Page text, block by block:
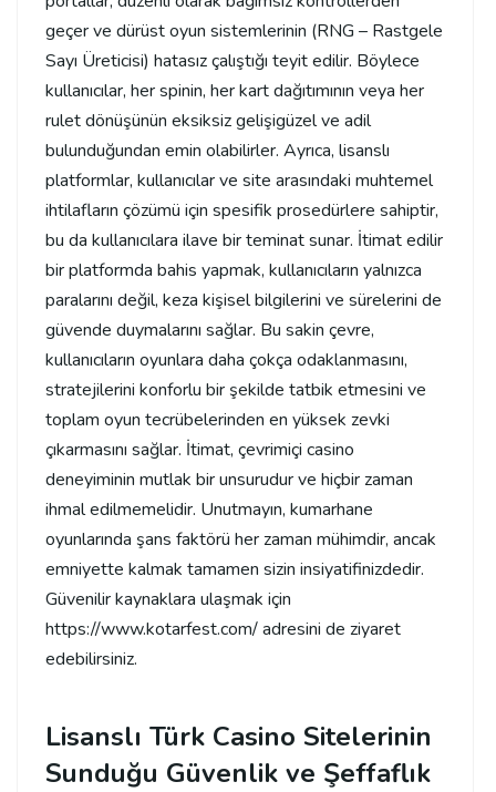
geçer ve dürüst oyun sistemlerinin (RNG – Rastgele
Sayı Üreticisi) hatasız çalıştığı teyit edilir. Böylece
kullanıcılar, her spinin, her kart dağıtımının veya her
rulet dönüşünün eksiksiz gelişigüzel ve adil
bulunduğundan emin olabilirler. Ayrıca, lisanslı
platformlar, kullanıcılar ve site arasındaki muhtemel
ihtilafların çözümü için spesifik prosedürlere sahiptir,
bu da kullanıcılara ilave bir teminat sunar. İtimat edilir
bir platformda bahis yapmak, kullanıcıların yalnızca
paralarını değil, keza kişisel bilgilerini ve sürelerini de
güvende duymalarını sağlar. Bu sakin çevre,
kullanıcıların oyunlara daha çokça odaklanmasını,
stratejilerini konforlu bir şekilde tatbik etmesini ve
toplam oyun tecrübelerinden en yüksek zevki
çıkarmasını sağlar. İtimat, çevrimiçi casino
deneyiminin mutlak bir unsurudur ve hiçbir zaman
ihmal edilmemelidir. Unutmayın, kumarhane
oyunlarında şans faktörü her zaman mühimdir, ancak
emniyette kalmak tamamen sizin insiyatifinizdedir.
Güvenilir kaynaklara ulaşmak için
https://www.kotarfest.com/ adresini de ziyaret
edebilirsiniz.
Lisanslı Türk Casino Sitelerinin
Sunduğu Güvenlik ve Şeffaflık